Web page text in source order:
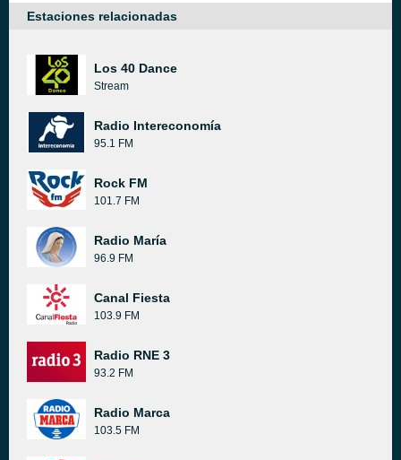
Estaciones relacionadas
Los 40 Dance
Stream
Radio Intereconomía
95.1 FM
Rock FM
101.7 FM
Radio María
96.9 FM
Canal Fiesta
103.9 FM
Radio RNE 3
93.2 FM
Radio Marca
103.5 FM